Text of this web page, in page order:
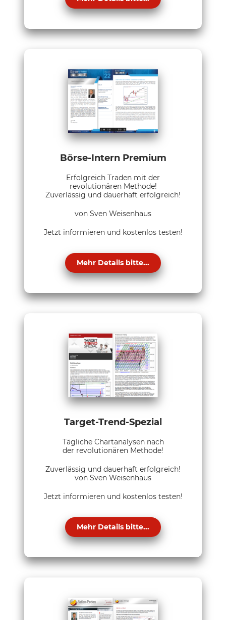
Börse-Intern Premium
Erfolgreich Traden mit der
revolutionären Methode!
Zuverlässig und dauerhaft erfolgreich!
von Sven Weisenhaus
Jetzt informieren und kostenlos testen!
Mehr Details bitte...
Target-Trend-Spezial
Tägliche Chartanalysen nach
der revolutionären Methode!
Zuverlässig und dauerhaft erfolgreich!
von Sven Weisenhaus
Jetzt informieren und kostenlos testen!
Mehr Details bitte...